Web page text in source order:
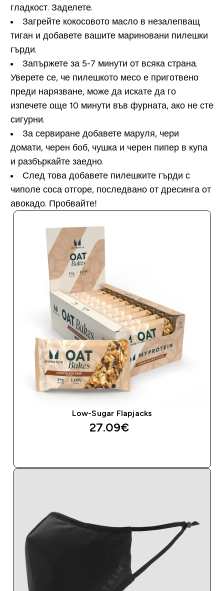
гладкост. Заделете.
Загрейте кокосовото масло в незалепващ
тиган и добавете вашите мариновани пилешки
гърди.
Запържете за 5-7 минути от всяка страна.
Уверете се, че пилешкото месо е приготвено
преди нарязване, може да искате да го
изпечете още 10 минути във фурната, ако не сте
сигурни.
За сервиране добавете маруля, чери
домати, черен боб, чушка и черен пипер в купа
и разбъркайте заедно.
След това добавете пилешките гърди с
чиполе соса отгоре, последвано от дресинга от
авокадо. Пробвайте!
Low-Sugar Flapjacks
27.09€‎